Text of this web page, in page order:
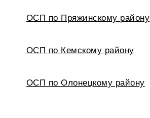
ОСП по Пряжинскому району
ОСП по Кемскому району
ОСП по Олонецкому району